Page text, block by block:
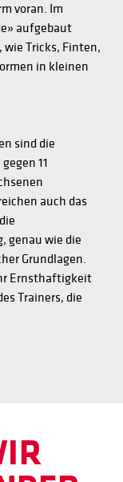
voran. Im
aufgebaut
Tricks, Finten,
in kleinen
sind die
11
auch das
genau wie die
Grundlagen.
Ernsthaftigkeit
Trainers, die